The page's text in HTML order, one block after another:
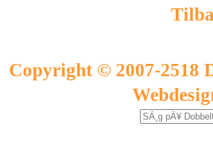
Copyright © 2007-2518